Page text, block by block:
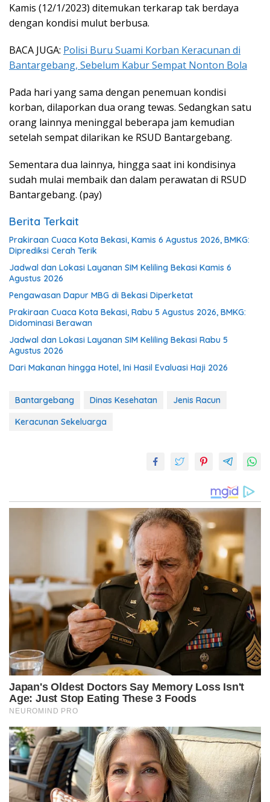
Kamis (12/1/2023) ditemukan terkarap tak berdaya
dengan kondisi mulut berbusa.
BACA JUGA: Polisi Buru Suami Korban Keracunan di
Bantargebang, Sebelum Kabur Sempat Nonton Bola
Pada hari yang sama dengan penemuan kondisi
korban, dilaporkan dua orang tewas. Sedangkan satu
orang lainnya meninggal beberapa jam kemudian
setelah sempat dilarikan ke RSUD Bantargebang.
Sementara dua lainnya, hingga saat ini kondisinya
sudah mulai membaik dan dalam perawatan di RSUD
Bantargebang. (pay)
Berita Terkait
Prakiraan Cuaca Kota Bekasi, Kamis 6 Agustus 2026, BMKG:
Diprediksi Cerah Terik
Jadwal dan Lokasi Layanan SIM Keliling Bekasi Kamis 6
Agustus 2026
Pengawasan Dapur MBG di Bekasi Diperketat
Prakiraan Cuaca Kota Bekasi, Rabu 5 Agustus 2026, BMKG:
Didominasi Berawan
Jadwal dan Lokasi Layanan SIM Keliling Bekasi Rabu 5
Agustus 2026
Dari Makanan hingga Hotel, Ini Hasil Evaluasi Haji 2026
Bantargebang Dinas Kesehatan
Jenis Racun
Keracunan Sekeluarga